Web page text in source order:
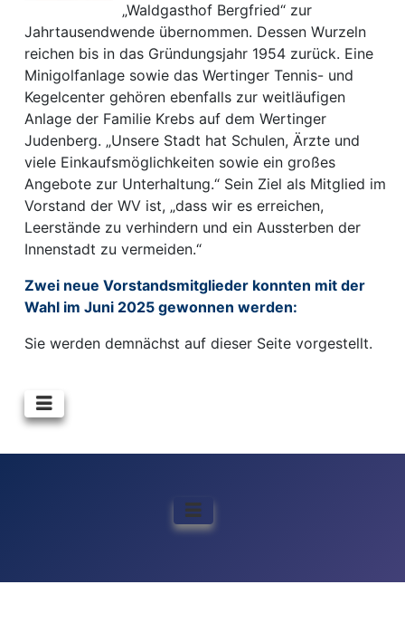
„Waldgasthof Bergfried“ zur
Jahrtausendwende übernommen. Dessen Wurzeln
reichen bis in das Gründungsjahr 1954 zurück. Eine
Minigolfanlage sowie das Wertinger Tennis- und
Kegelcenter gehören ebenfalls zur weitläufigen
Anlage der Familie Krebs auf dem Wertinger
Judenberg. „Unsere Stadt hat Schulen, Ärzte und
viele Einkaufsmöglichkeiten sowie ein großes
Angebote zur Unterhaltung.“ Sein Ziel als Mitglied im
Vorstand der WV ist, „dass wir es erreichen,
Leerstände zu verhindern und ein Aussterben der
Innenstadt zu vermeiden.“
Zwei neue Vorstandsmitglieder konnten mit der
Wahl im Juni 2025 gewonnen werden:
Sie werden demnächst auf dieser Seite vorgestellt.